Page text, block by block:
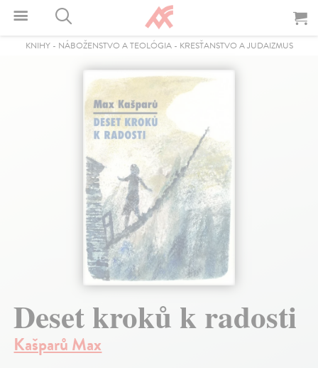
KNIHY- NÁBOŽENSTVO A TEOLÓGIA- KRESŤANSTVO A JUDAIZMUS
Deset kroků k radosti
Kašparů Max